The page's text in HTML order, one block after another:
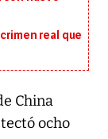
real que
China
ocho